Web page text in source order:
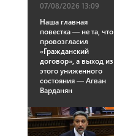
07/08/2026 13:09
Наша главная
повестка — не та, что
провозгласил
«Гражданский
договор», а выход из
этого униженного
состояния — Агван
Варданян